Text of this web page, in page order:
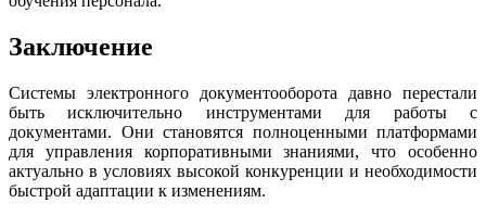
Заключение
Системы электронного документооборота давно перестали
быть исключительно инструментами для работы с
документами. Они становятся полноценными платформами
для управления корпоративными знаниями, что особенно
актуально в условиях высокой конкуренции и необходимости
быстрой адаптации к изменениям.